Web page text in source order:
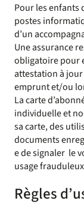
Pour les enfants
postes
d’un
Une assurance
obligatoire pour
attestation à
emprunt et/ou
La carte
individuelle et
sa carte, des
documents
e de signaler le
usage
Règles